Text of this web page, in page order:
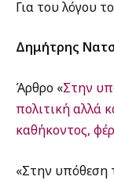
Για του λόγου
Δημήτρης
Άρθρο «Στην
πολιτική αλλά
καθήκοντος,
«Στην υπόθεση